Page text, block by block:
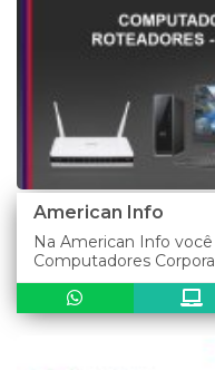
American Info
Na American Info
Computadores